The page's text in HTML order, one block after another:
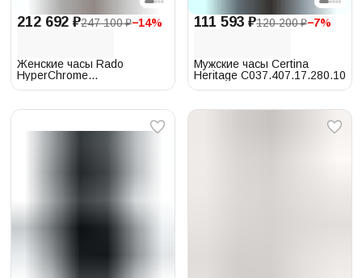
212 692 ₽247 100 ₽−14%
Женские часы Rado
HyperChrome
111 593 ₽120 200 ₽−7%
Мужские часы Certina
Heritage C037.407.17.280.10